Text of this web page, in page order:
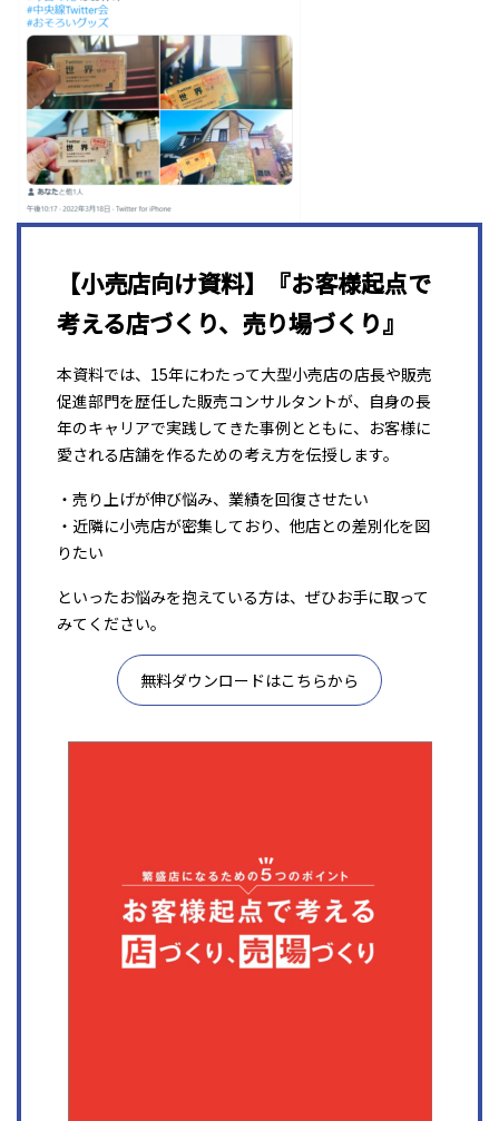
【小売店向け資料】『お客様起点で
考える店づくり、売り場づくり』
本資料では、15年にわたって大型小売店の店長や販売
促進部門を歴任した販売コンサルタントが、自身の長
年のキャリアで実践してきた事例とともに、お客様に
愛される店舗を作るための考え方を伝授します。
・売り上げが伸び悩み、業績を回復させたい
・近隣に小売店が密集しており、他店との差別化を図
りたい
といったお悩みを抱えている方は、ぜひお手に取って
みてください。
無料ダウンロードはこちらから